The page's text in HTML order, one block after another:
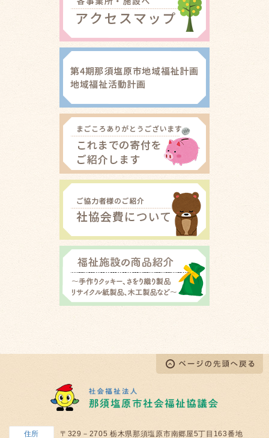
住所 〒329－2705 栃木県那須塩原市南郷屋5丁目163番地